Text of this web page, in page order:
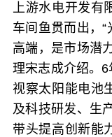
上游水电开发有
车间鱼贯而出，
高端，是市场潜
理宋志成介绍。
视察太阳能电池
及科技研发、生
带头提高创新能